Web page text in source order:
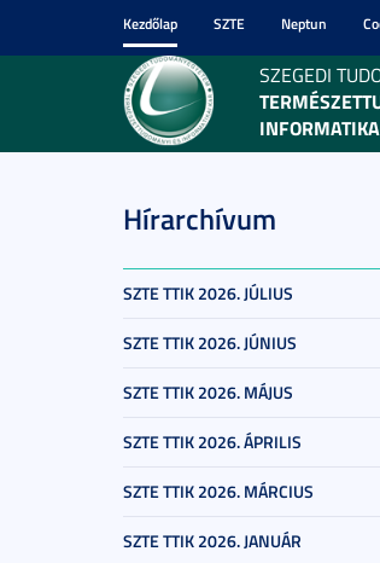
Kezdőlap SZTE Neptun
SZEGEDI
Hírarchívum
SZTE TTIK 2026. JÚLIUS
SZTE TTIK 2026. JÚNIUS
SZTE TTIK 2026. MÁJUS
SZTE TTIK 2026. ÁPRILIS
SZTE TTIK 2026. MÁRCIUS
SZTE TTIK 2026. JANUÁR